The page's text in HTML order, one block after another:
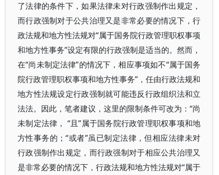
了法律的条件下，如果法律未对行政强制作出规定，
而行政强制对于公共治理又是非常必要的情况下，行
政法规和地方性法规对“属于国务院行政管理职权事项
和地方性事务”设定有限的行政强制是适当的。然而，
在“尚未制定法律”的情况下，相应事项如不“属于国务
院行政管理职权事项和地方性事务”，任由行政法规和
地方性法规设定行政强制就可能违反行政组织法和立
法法。因此，笔者建议，这里的限制条件可改为：“尚
未制定法律， “且”属于国务院行政管理职权事项和地
方性事务的；“或者”虽已制定法律，但相应法律未对
行政强制作出规定，而行政强制对于相应公共治理又
是非常必要的情况下，行政法规和地方性法规对“属于